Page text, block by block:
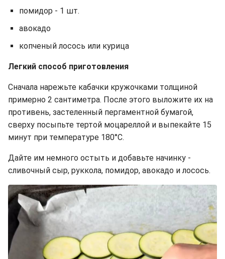
помидор - 1 шт.
авокадо
копченый лосось или курица
Легкий способ приготовления
Сначала нарежьте кабачки кружочками толщиной
примерно 2 сантиметра. После этого выложите их на
противень, застеленный пергаментной бумагой,
сверху посыпьте тертой моцареллой и выпекайте 15
минут при температуре 180°C.
Дайте им немного остыть и добавьте начинку -
сливочный сыр, руккола, помидор, авокадо и лосось.